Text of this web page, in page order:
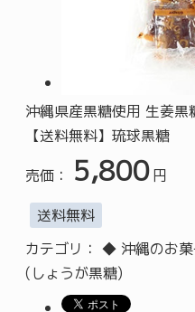
沖縄県産黒糖使用 生姜黒
【送料無料】琉球黒糖
売価：
5,800円
送料無料
カテゴリ： ◆ 沖縄のお
(しょうが黒糖)